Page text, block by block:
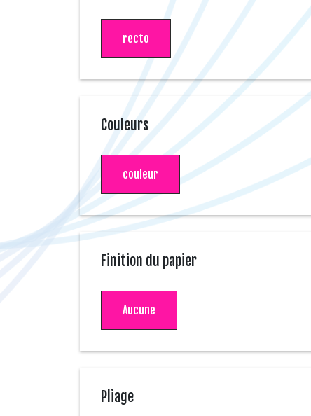
recto
Couleurs
couleur
Finition du papier
Aucune
Pliage